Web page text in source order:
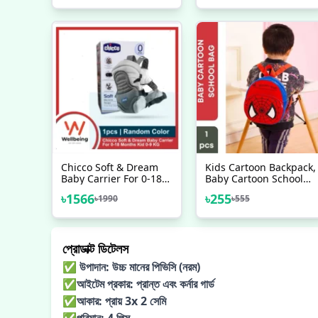
Cushion| Kids Or Baby
Safety Cap
Kids Safety Finger
Pinch Hinge Guard
Chicco Soft & Dream
Baby Carrier For 0-18
Different Position
৳1566৳1990
Kids Cartoon Backpack,
Baby Cartoon School
৳255৳555
প্রোডাক্ট ডিটেলস
✅ উপাদান: উচ্চ মানের পিভিসি (নরম)
✅আইটেম প্রকার: প্রান্ত এবং কর্নার গার্ড
✅আকার: প্রায় 3x 2 সেমি